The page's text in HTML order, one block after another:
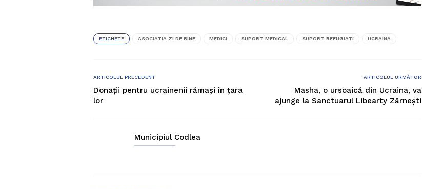
ETICHETE ASOCIATIA ZI DE BINE MEDICI SUPORT MEDICAL SUPORT REFUGIATI UCRAINA
ARTICOLUL PRECEDENT
Donații pentru ucrainenii rămași în țara
lor
ARTICOLUL URMĂTOR
Masha, o ursoaică din Ucraina, va
ajunge la Sanctuarul Libearty Zărnești
Municipiul Codlea